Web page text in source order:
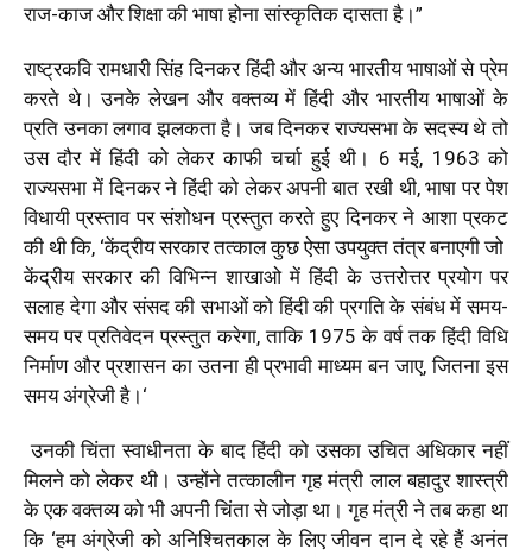
राज-काज और शिक्षा की भाषा होना सांस्कृतिक दासता है।”
राष्ट्रकवि रामधारी सिंह दिनकर हिंदी और अन्य भारतीय भाषाओं से प्रेम
करते थे। उनके लेखन और वक्तव्य में हिंदी और भारतीय भाषाओं के
प्रति उनका लगाव झलकता है। जब दिनकर राज्यसभा के सदस्य थे तो
उस दौर में हिंदी को लेकर काफी चर्चा हुई थी। 6 मई, 1963 को
राज्यसभा में दिनकर ने हिंदी को लेकर अपनी बात रखी थी,भाषा पर पेश
विधायी प्रस्ताव पर संशोधन प्रस्तुत करते हुए दिनकर ने आशा प्रकट
की थी कि, ‘केंद्रीय सरकार तत्काल कुछ ऐसा उपयुक्त तंत्र बनाएगी जो
केंद्रीय सरकार की विभिन्न शाखाओ में हिंदी के उत्तरोत्तर प्रयोग पर
सलाह देगा और संसद की सभाओं को हिंदी की प्रगति के संबंध में समय-
समय पर प्रतिवेदन प्रस्तुत करेगा,ताकि 1975 के वर्ष तक हिंदी विधि
निर्माण और प्रशासन का उतना ही प्रभावी माध्यम बन जाए,जितना इस
समय अंग्रेजी है। ‘
उनकी चिंता स्वाधीनता के बाद हिंदी को उसका उचित अधिकार नहीं
मिलने को लेकर थी। उन्होंने तत्कालीन गृह मंत्री लाल बहादुर शास्त्री
के एक वक्तव्य को भी अपनी चिंता से जोड़ा था। गृह मंत्री ने तब कहा था
कि ‘हम अंग्रेजी को अनिश्चितकाल के लिए जीवन दान दे रहे हैं अनंत